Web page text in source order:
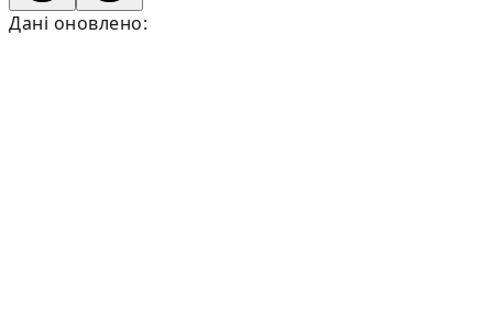
Дані оновлено: